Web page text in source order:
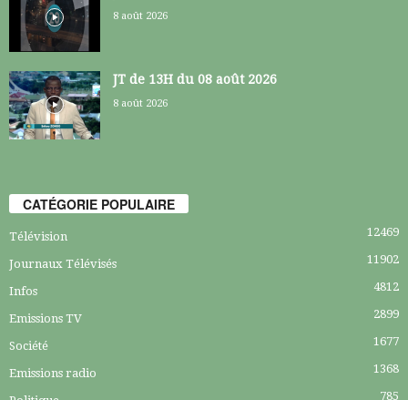
8 août 2026
JT de 13H du 08 août 2026
8 août 2026
CATÉGORIE POPULAIRE
Télévision 12469
Journaux Télévisés 11902
Infos 4812
Emissions TV 2899
Société 1677
Emissions radio 1368
785